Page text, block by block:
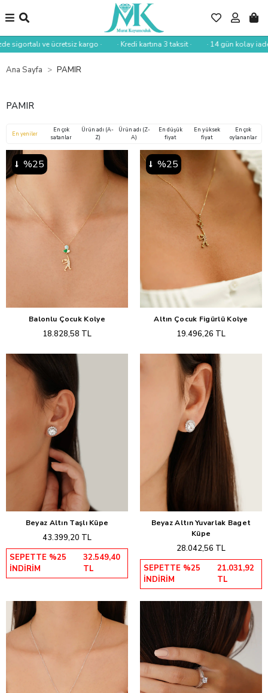
sigortalı ve ücretsiz kargo · · Kredi kartına 3 taksit · · 14 gün kolay iade ·
Ana Sayfa PAMIR
PAMIR
En yeniler
En çok
satanlar
Ürün adı (A-
Z)
Ürün adı (Z-
A)
En düşük
fiyat
En yüksek
fiyat
En çok
oylananlar
%25
Sepete Ekle
Balonlu Çocuk Kolye
18.828,58 TL
%25
Sepete Ekle
Altın Çocuk Figürlü Kolye
19.496,26 TL
Sepete Ekle
Beyaz Altın Taşlı Küpe
43.399,20 TL
SEPETTE %25
İNDİRİM
32.549,40
TL
Sepete Ekle
Beyaz Altın Yuvarlak Baget
Küpe
28.042,56 TL
SEPETTE %25
İNDİRİM
21.031,92
TL